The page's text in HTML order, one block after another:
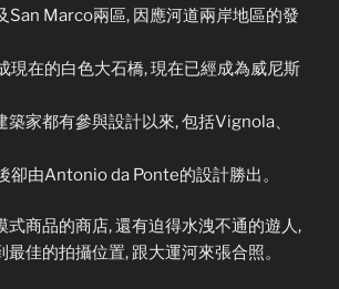
San Marco兩區, 因應河道兩岸地區的發
現在的白色大石橋, 現在已經成為威尼斯
築家都有參與設計以來, 包括Vignola、
卻由Antonio da Ponte的設計勝出。
式商品的商店, 還有迫得水洩不通的遊人,
佳的拍攝位置, 跟大運河來張合照。